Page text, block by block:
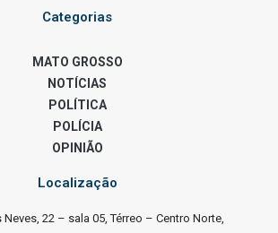
Categorias
MATO GROSSO
NOTÍCIAS
POLÍTICA
POLÍCIA
OPINIÃO
Localização
Neves, 22 – sala 05, Térreo – Centro Norte,